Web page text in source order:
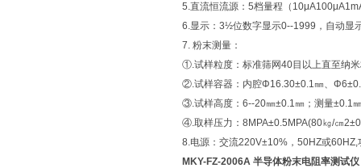
5.直流恒流源：5档量程（
6.显示：3½位数字显示0--1999，自动显
7. 粉末测量：
①.试样粒度：标准筛网40目以上直至纳
②.试样容器：内腔Φ16.30±0.1㎜、
③.试样高度：6--20㎜±0.1㎜；测量±0.1
④.取样压力：8MPA±0.5MPA(80㎏/㎝
8.电源：交流220V±10%，50HZ或
MKY-FZ-2006A 半导体粉末电阻率测试仪